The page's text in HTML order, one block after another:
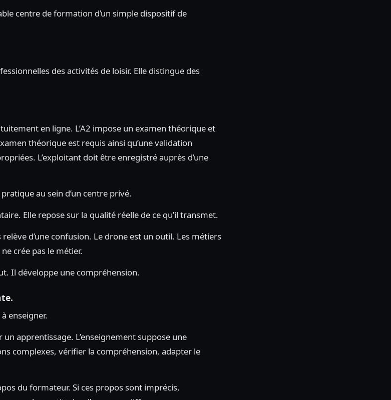
centre de formation d’un simple dispositif de
des activités de loisir. Elle distingue des
en ligne. L’A2 impose un examen théorique et
théorique est requis ainsi qu’une validation
L’exploitant doit être enregistré auprès d’une
au sein d’un centre privé.
Elle repose sur la qualité réelle de ce qu’il transmet.
d’une confusion. Le drone est un outil. Les métiers
crée pas le métier.
Il développe une compréhension.
enseigner.
apprentissage. L’enseignement suppose une
complexes, vérifier la compréhension, adapter le
du formateur. Si ces propos sont imprécis,